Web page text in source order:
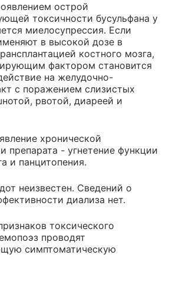
острой
токсичности бусульфана у
миелосупрессия. Если
в высокой дозе в
костного мозга,
фактором становится
на желудочно-
с поражением слизистых
рвотой, диареей и
хронической
препарата - угнетение функции
и панцитопения.
неизвестен. Сведений о
диализа нет.
токсического
проводят
симптоматическую